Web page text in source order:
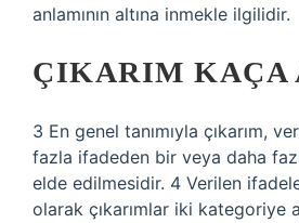
anlamının altına inmekle ilgilidir.
ÇIKARIM KAÇA
3 En genel tanımıyla çıkarım,
fazla ifadeden bir veya daha
elde edilmesidir. 4 Verilen
olarak çıkarımlar iki kategoriye